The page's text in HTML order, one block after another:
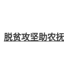
脱贫攻坚助农